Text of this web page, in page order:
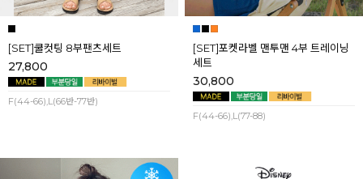
[SET]쿨컷팅 8부팬츠세트
27,800
F(44-66),L(66반-77반)
[SET]포켓라벨 맨투맨 4부 트레이닝
세트
30,800
F(44-66),L(77-88)